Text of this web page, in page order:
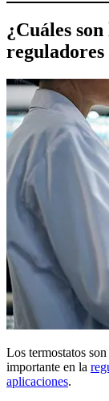
¿Cuáles
Los termostatos
importante en la
aplicaciones.